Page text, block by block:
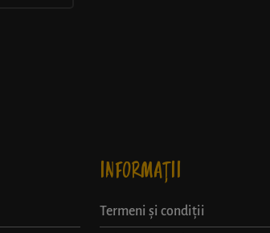
INFORMAȚII
Termeni și condiții